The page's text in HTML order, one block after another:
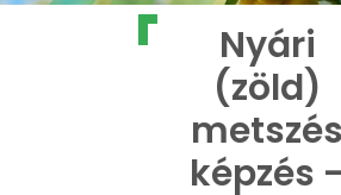
Nyári
(zöld)
metszés
képzés -